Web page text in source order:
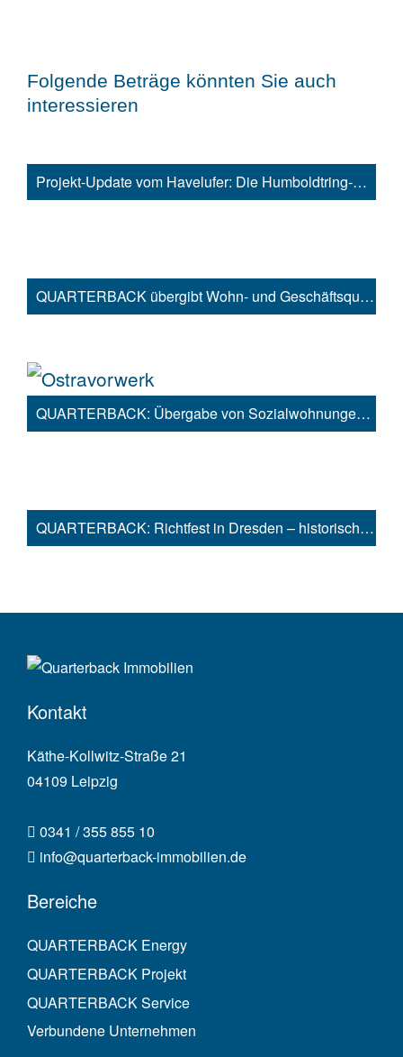
Folgende Beträge könnten Sie auch
interessieren
Projekt-Update vom Havelufer: Die Humboldtring-Gärten nehmen Gestalt an
QUARTERBACK übergibt Wohn- und Geschäftsquartier Darwinbogen in Königs Wusterhausen bei Berlin an HIH
QUARTERBACK: Übergabe von Sozialwohnungen und Kindergarten im Dresdener Projekt „Ostravorwerk“
QUARTERBACK: Richtfest in Dresden – historisches Ostravorwerk wird zu zukunftsweisendem Stadtquartier
Kontakt
Käthe-Kollwitz-Straße 21
04109 Leipzig
0341 / 355 855 10
info@quarterback-immobilien.de
Bereiche
QUARTERBACK Energy
QUARTERBACK Projekt
QUARTERBACK Service
Verbundene Unternehmen